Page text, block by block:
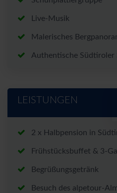
Live-Musik
Malerisches
Authentische Südtiroler
LEISTUNGEN
2 x Halbpension in
Frühstücksbuffet & 3-
Begrüßungsgetränk
Besuch des alpetour-
zu den Angeboten per E-
genommen.
und